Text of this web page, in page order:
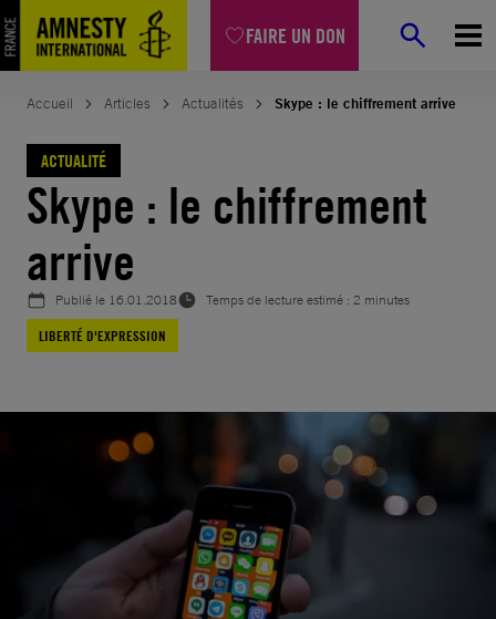
FAIRE UN DON
Aller
au
contenu
Accueil Articles Actualités Skype : le chiffrement arrive
ACTUALITÉ
Skype : le chiffrement
arrive
Publié le 16.01.2018
Temps de lecture estimé : 2 minutes
LIBERTÉ D'EXPRESSION